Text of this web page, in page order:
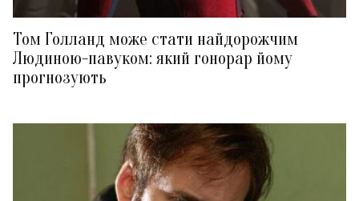
Том Голланд може стати найдорожчим
Людиною-павуком: який гонорар йому
прогнозують